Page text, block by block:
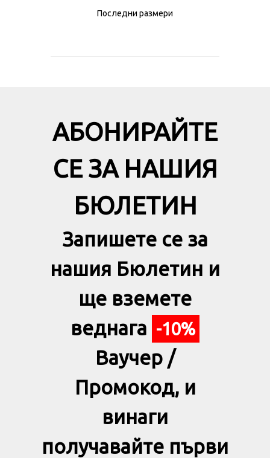
Последни размери
АБОНИРАЙТЕ
СЕ ЗА НАШИЯ
БЮЛЕТИН
Запишете се за
нашия Бюлетин и
ще вземете
веднага -10%
Ваучер /
Промокод, и
винаги
получавайте първи